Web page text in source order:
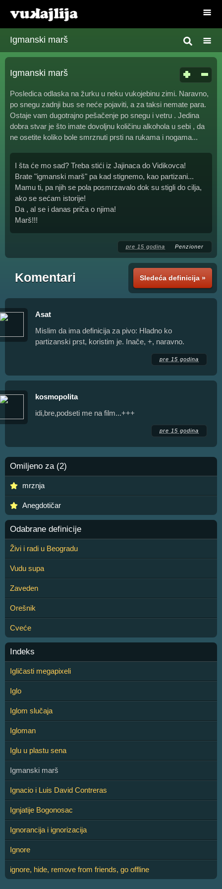
Igmanski marš
Igmanski marš
Posledica odlaska na žurku u neku vukojebinu zimi. Naravno,
po snegu zadnji bus se neće pojaviti, a za taksi nemate para.
Ostaje vam dugotrajno pešačenje po snegu i vetru . Jedina
dobra stvar je što imate dovoljnu količinu alkohola u sebi , da
ne osetite koliko bole smrznuti prsti na rukama i nogama...
I šta će mo sad? Treba stići iz Jajinaca do Vidikovca!
Brate "igmanski marš" pa kad stignemo, kao partizani...
Mamu ti, pa njih se pola posmrzavalo dok su stigli do cilja,
ako se sećam istorije!
Da , al se i danas priča o njima!
Marš!!!
pre 15 godina Penzioner
Sledeća definicija »
Komentari
Asat
Mislim da ima definicija za pivo: Hladno ko
partizanski prst, koristim je. Inače, +, naravno.
pre 15 godina
kosmopolita
idi,bre,podseti me na film...+++
pre 15 godina
Omiljeno za (2)
mrznja
Anegdotičar
Odabrane definicije
Živi i radi u Beogradu
Vudu supa
Zaveden
Orešnik
Cveće
Indeks
Igličasti megapixeli
Iglo
Iglom slučaja
Igloman
Iglu u plastu sena
Igmanski marš
Ignacio i Luis David Contreras
Ignjatije Bogonosac
Ignorancija i ignorizacija
Ignore
ignore, hide, remove from friends, go offline